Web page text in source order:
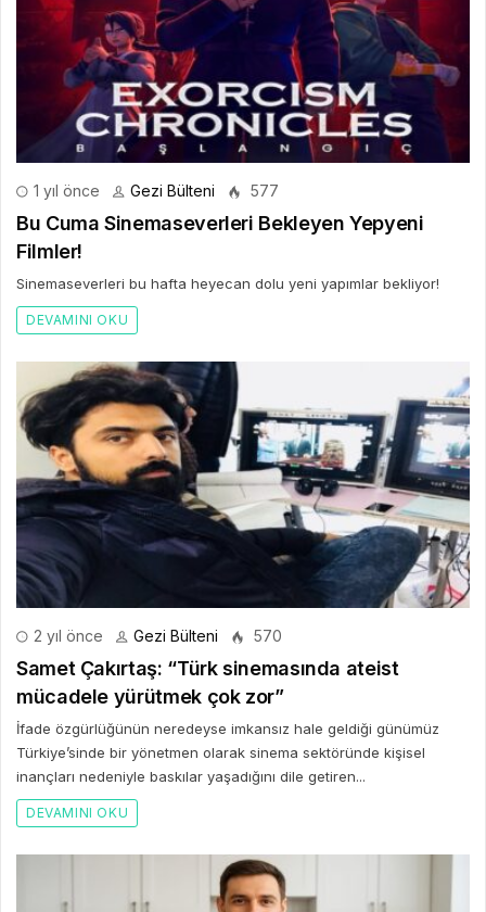
1 yıl önce Gezi Bülteni 577
Bu Cuma Sinemaseverleri Bekleyen Yepyeni
Filmler!
Sinemaseverleri bu hafta heyecan dolu yeni yapımlar bekliyor!
DEVAMINI OKU
2 yıl önce Gezi Bülteni 570
Samet Çakırtaş: “Türk sinemasında ateist
mücadele yürütmek çok zor”
İfade özgürlüğünün neredeyse imkansız hale geldiği günümüz
Türkiye’sinde bir yönetmen olarak sinema sektöründe kişisel
inançları nedeniyle baskılar yaşadığını dile getiren...
DEVAMINI OKU